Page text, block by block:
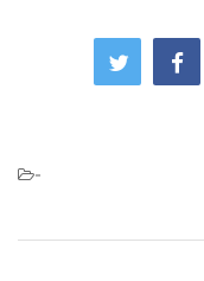
-